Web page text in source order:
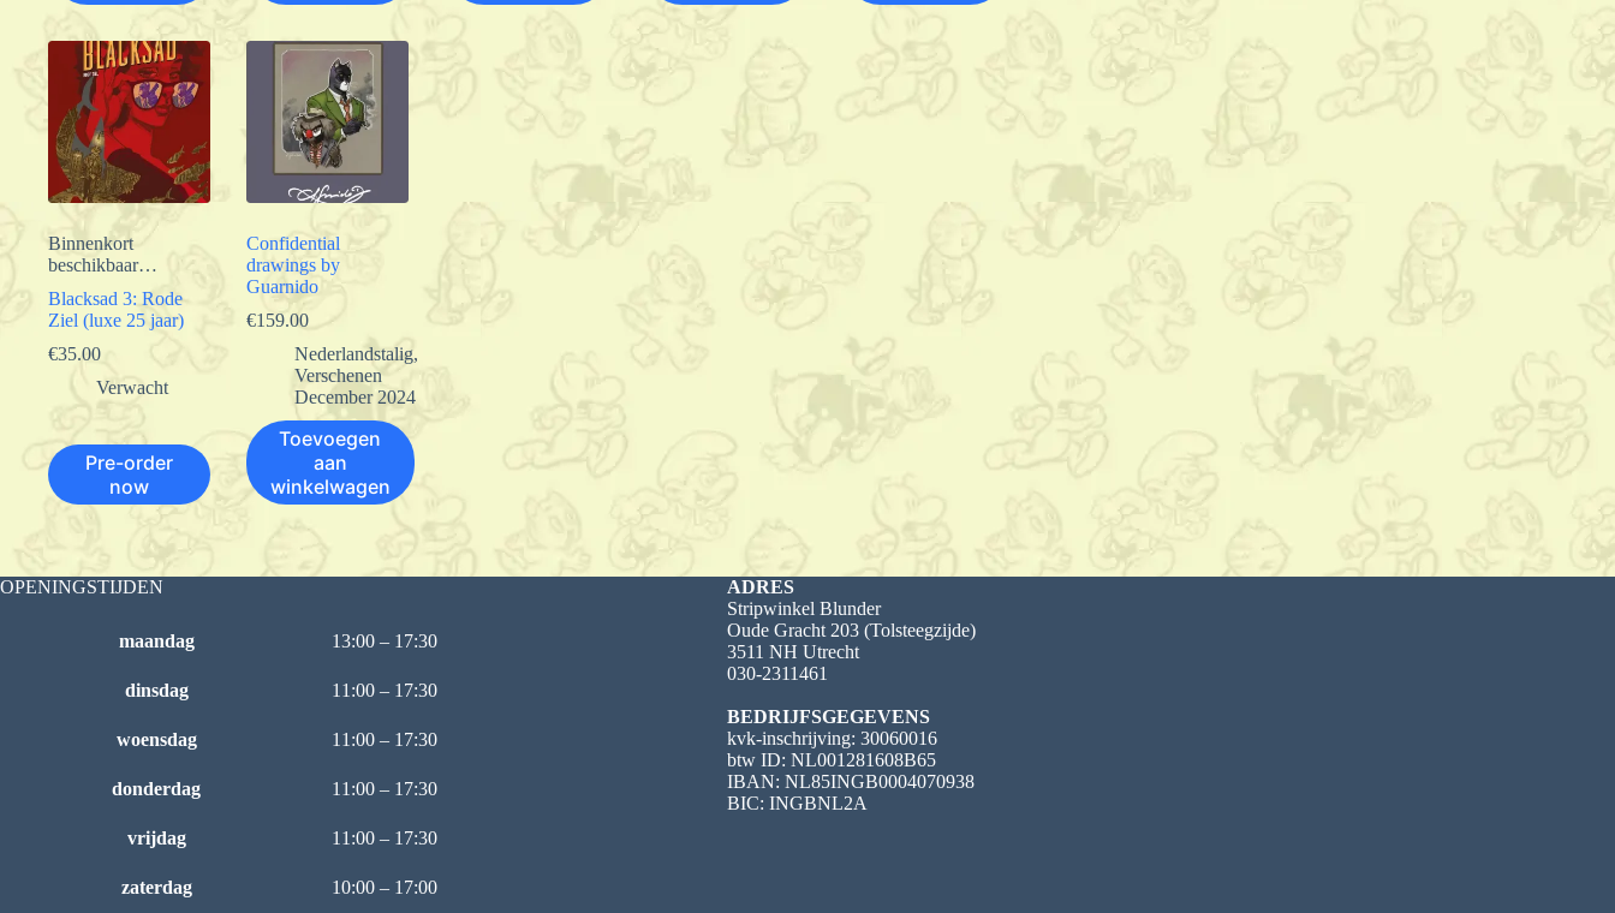
Binnenkort
beschikbaar…
Blacksad 3: Rode
Ziel (luxe 25 jaar)
€35.00
Verwacht
Pre-order
now
Confidential
drawings by
Guarnido
€159.00
Nederlandstalig,
Verschenen
December 2024
Toevoegen
aan
winkelwagen
OPENINGSTIJDEN
maandag 13:00 – 17:30
dinsdag 11:00 – 17:30
woensdag 11:00 – 17:30
donderdag 11:00 – 17:30
vrijdag 11:00 – 17:30
zaterdag 10:00 – 17:00
ADRES
Stripwinkel Blunder
Oude Gracht 203 (Tolsteegzijde)
3511 NH Utrecht
030-2311461
BEDRIJFSGEGEVENS
kvk-inschrijving: 30060016
btw ID: NL001281608B65
IBAN: NL85INGB0004070938
BIC: INGBNL2A